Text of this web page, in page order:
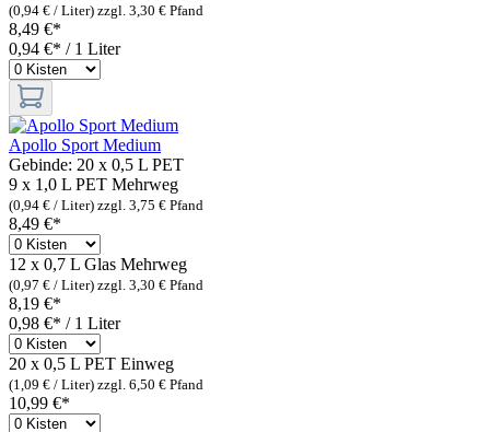
(0,94 € / Liter) zzgl. 3,30 € Pfand
8,49 €*
0,94 €* / 1 Liter
Apollo Sport Medium
Gebinde: 20 x 0,5 L PET
9 x 1,0 L PET Mehrweg
(0,94 € / Liter) zzgl. 3,75 € Pfand
8,49 €*
12 x 0,7 L Glas Mehrweg
(0,97 € / Liter) zzgl. 3,30 € Pfand
8,19 €*
0,98 €* / 1 Liter
20 x 0,5 L PET Einweg
(1,09 € / Liter) zzgl. 6,50 € Pfand
10,99 €*